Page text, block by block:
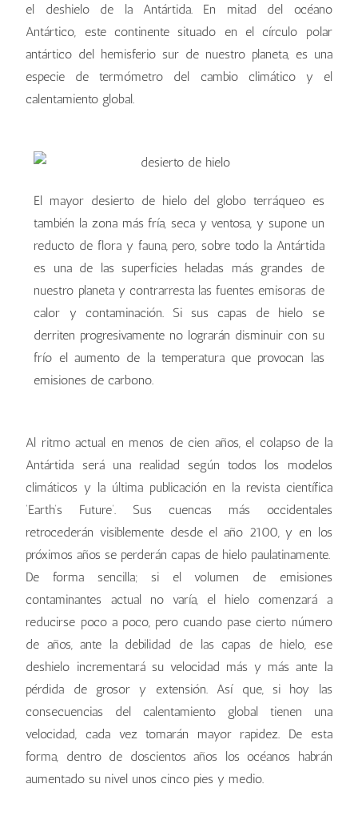
el deshielo de la Antártida. En mitad del océano
Antártico, este continente situado en el círculo polar
antártico del hemisferio sur de nuestro planeta, es una
especie de termómetro del cambio climático y el
calentamiento global.
El mayor desierto de hielo del globo terráqueo es
también la zona más fría, seca y ventosa, y supone un
reducto de flora y fauna, pero, sobre todo la Antártida
es una de las superficies heladas más grandes de
nuestro planeta y contrarresta las fuentes emisoras de
calor y contaminación. Si sus capas de hielo se
derriten progresivamente no lograrán disminuir con su
frío el aumento de la temperatura que provocan las
emisiones de carbono.
Al ritmo actual en menos de cien años, el colapso de la
Antártida será una realidad según todos los modelos
climáticos y la última publicación en la revista científica
‘Earth’s Future’. Sus cuencas más occidentales
retrocederán visiblemente desde el año 2100, y en los
próximos años se perderán capas de hielo paulatinamente.
De forma sencilla; si el volumen de emisiones
contaminantes actual no varía, el hielo comenzará a
reducirse poco a poco, pero cuando pase cierto número
de años, ante la debilidad de las capas de hielo, ese
deshielo incrementará su velocidad más y más ante la
pérdida de grosor y extensión. Así que, si hoy las
consecuencias del calentamiento global tienen una
velocidad, cada vez tomarán mayor rapidez. De esta
forma, dentro de doscientos años los océanos habrán
aumentado su nivel unos cinco pies y medio.